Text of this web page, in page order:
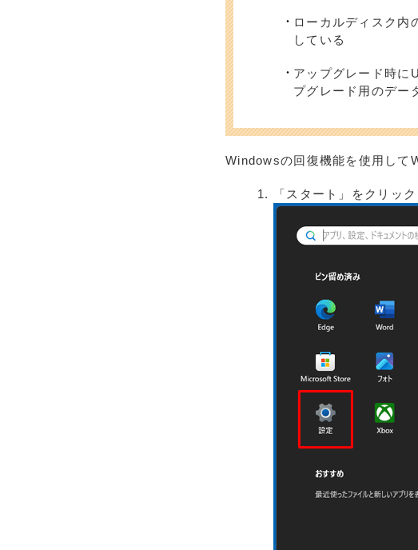
ローカルディスク
している
アップグレード時に
プグレード用のデー
Windowsの回復機能を使用して
「スタート」をクリッ